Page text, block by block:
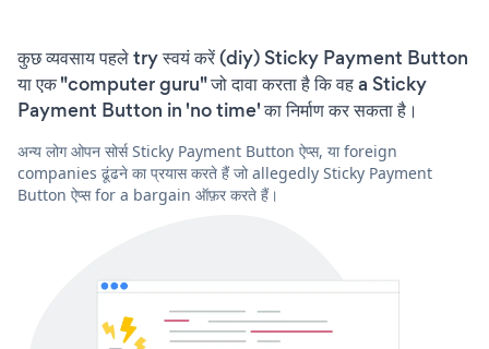
कुछ व्यवसाय पहले try स्वयं करें (diy) Sticky Payment Button
या एक "computer guru" जो दावा करता है कि वह a Sticky
Payment Button in 'no time' का निर्माण कर सकता है।
अन्य लोग ओपन सोर्स Sticky Payment Button ऐप्स, या foreign
companies ढूंढने का प्रयास करते हैं जो allegedly Sticky Payment
Button ऐप्स for a bargain ऑफ़र करते हैं।